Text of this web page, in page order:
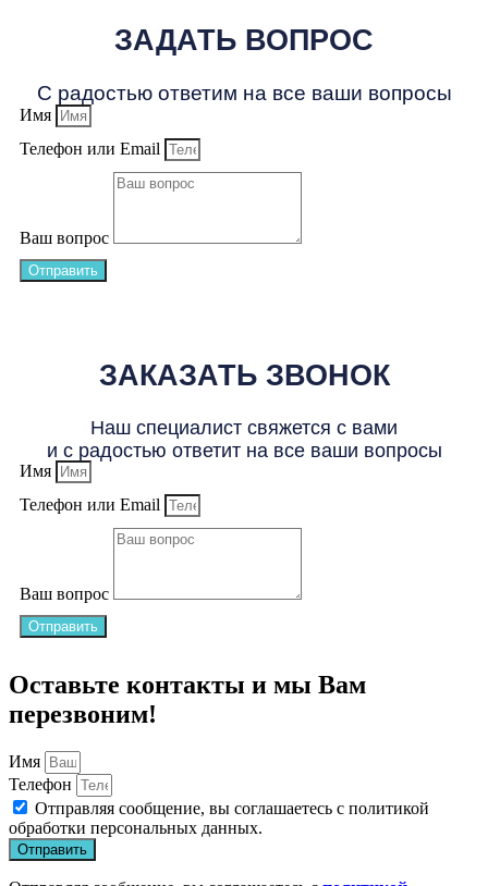
ЗАДАТЬ ВОПРОС
С радостью ответим на все ваши вопросы
Имя
Телефон или Email
Ваш вопрос
Отправить
ЗАКАЗАТЬ ЗВОНОК
Наш специалист свяжется с вами
и с радостью ответит на все ваши вопросы
Имя
Телефон или Email
Ваш вопрос
Отправить
Оставьте контакты и мы Вам
перезвоним!
Имя
Телефон
Отправляя сообщение, вы соглашаетесь с политикой
обработки персональных данных.
Отправить